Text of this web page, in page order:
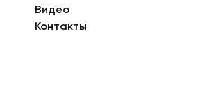
Видео
Контакты